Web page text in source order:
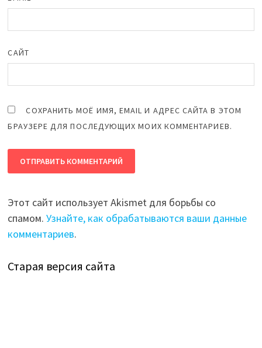
САЙТ
СОХРАНИТЬ МОЁ ИМЯ, EMAIL И АДРЕС САЙТА В ЭТОМ
БРАУЗЕРЕ ДЛЯ ПОСЛЕДУЮЩИХ МОИХ КОММЕНТАРИЕВ.
Этот сайт использует Akismet для борьбы со
спамом.Узнайте, как обрабатываются ваши данные
комментариев.
Старая версия сайта